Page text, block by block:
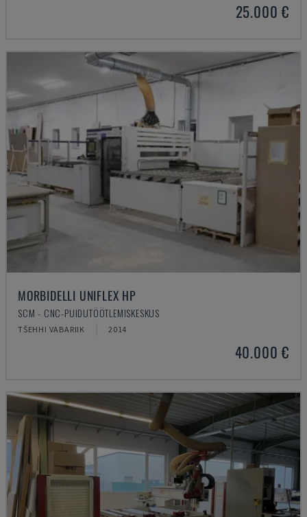
25.000 €
MORBIDELLI UNIFLEX HP
SCM - CNC-PUIDUTÖÖTLEMISKESKUS
TŠEHHI VABARIIK 2014
40.000 €